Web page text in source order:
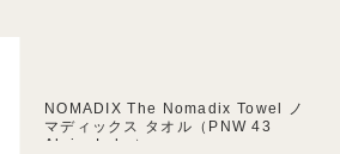
NOMADIX The Nomadix Towel ノ
マディックス タオル（PNW 43
AlpineLake）